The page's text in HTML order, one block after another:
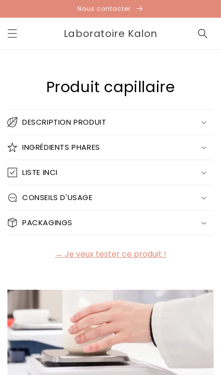
au
contenu
Nous contacter
Laboratoire Kalon
Produit capillaire
DESCRIPTION PRODUIT
INGRÉDIENTS PHARES
LISTE INCI
CONSEILS D'USAGE
PACKAGINGS
→ Je veux tester ce produit !